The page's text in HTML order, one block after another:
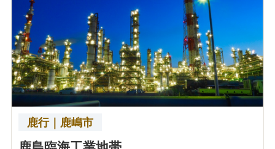
鹿行｜鹿嶋市